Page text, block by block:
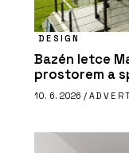
DESIGN
Bazén letce
prostorem a
10. 6. 2026 /